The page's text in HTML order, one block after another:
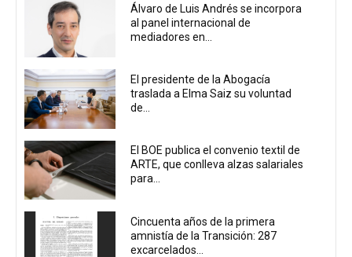
Álvaro de Luis Andrés se incorpora
al panel internacional de
mediadores en...
El presidente de la Abogacía
traslada a Elma Saiz su voluntad
de...
El BOE publica el convenio textil de
ARTE, que conlleva alzas salariales
para...
Cincuenta años de la primera
amnistía de la Transición: 287
excarcelados...